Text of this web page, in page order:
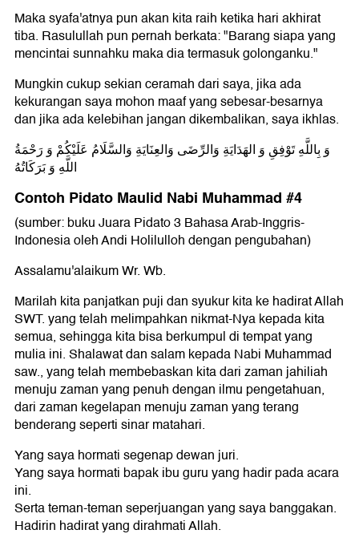
Maka syafa'atnya pun akan kita raih ketika hari akhirat
tiba. Rasulullah pun pernah berkata: "Barang siapa yang
mencintai sunnahku maka dia termasuk golonganku."
Mungkin cukup sekian ceramah dari saya, jika ada
kekurangan saya mohon maaf yang sebesar-besarnya
dan jika ada kelebihan jangan dikembalikan, saya ikhlas.
وَ بِاللَّهِ تَوْفِقِ وَ الهَدَايَةِ وَالرِّضَى وَالعِنَايَةِ وَالسَّلَامُ عَلَيْكُمْ وَ رَحْمَةُ
اللَّهِ وَ بَرَكَاتُهُ
Contoh Pidato Maulid Nabi Muhammad #4
(sumber: buku Juara Pidato 3 Bahasa Arab-Inggris-
Indonesia oleh Andi Holilulloh dengan pengubahan)
Assalamu'alaikum Wr. Wb.
Marilah kita panjatkan puji dan syukur kita ke hadirat Allah
SWT. yang telah melimpahkan nikmat-Nya kepada kita
semua, sehingga kita bisa berkumpul di tempat yang
mulia ini. Shalawat dan salam kepada Nabi Muhammad
saw., yang telah membebaskan kita dari zaman jahiliah
menuju zaman yang penuh dengan ilmu pengetahuan,
dari zaman kegelapan menuju zaman yang terang
benderang seperti sinar matahari.
Yang saya hormati segenap dewan juri.
Yang saya hormati bapak ibu guru yang hadir pada acara
ini.
Serta teman-teman seperjuangan yang saya banggakan.
Hadirin hadirat yang dirahmati Allah.